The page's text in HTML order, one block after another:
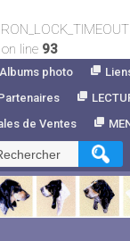
on line 93
Albums photo
de Ventes
: